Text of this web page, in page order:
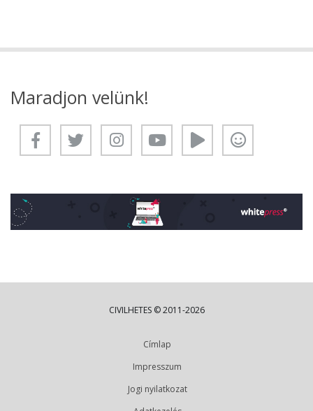
Maradjon velünk!
CIVILHETES © 2011-2026
Címlap
Impresszum
Jogi nyilatkozat